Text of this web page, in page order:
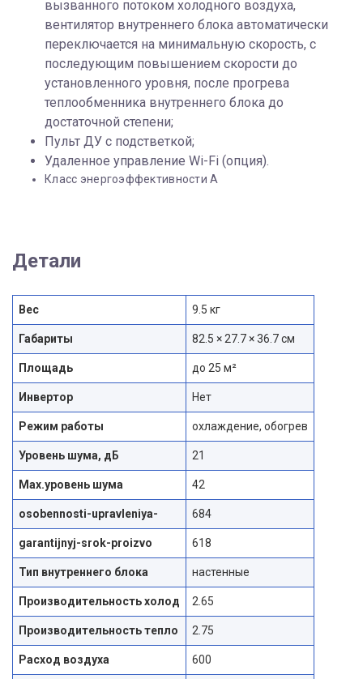
вызванного потоком холодного воздуха,
вентилятор внутреннего блока автоматически
переключается на минимальную скорость, с
последующим повышением скорости до
установленного уровня, после прогрева
теплообменника внутреннего блока до
достаточной степени;
Пульт ДУ с подстветкой;
Удаленное управление Wi-Fi (опция).
Класс энергоэффективности A
Детали
Вес 9.5 кг
Габариты 82.5 × 27.7 × 36.7 см
Площадь до 25 м²
Инвертор Нет
Режим работы охлаждение, обогрев
Уровень шума, дБ 21
Max.уровень шума 42
osobennosti-upravleniya- 684
garantijnyj-srok-proizvo 618
Тип внутреннего блока настенные
Производительность холод 2.65
Производительность тепло 2.75
Расход воздуха 600